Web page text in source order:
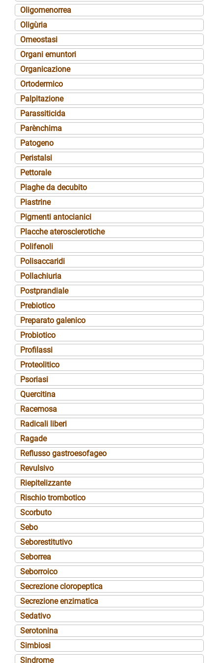
Oligomenorrea
Oligùria
Omeostasi
Organi emuntori
Organicazione
Ortodermico
Palpitazione
Parassiticida
Parènchima
Patogeno
Peristalsi
Pettorale
Piaghe da decubito
Piastrine
Pigmenti antocianici
Placche aterosclerotiche
Polifenoli
Polisaccaridi
Pollachiuria
Postprandiale
Prebiotico
Preparato galenico
Probiotico
Profilassi
Proteolitico
Psoriasi
Quercitina
Racemosa
Radicali liberi
Ragade
Reflusso gastroesofageo
Revulsivo
Riepitelizzante
Rischio trombotico
Scorbuto
Sebo
Seborestitutivo
Seborrea
Seborroico
Secrezione cloropeptica
Secrezione enzimatica
Sedativo
Serotonina
Simbiosi
Sindrome